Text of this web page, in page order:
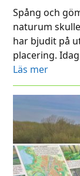
Spång och
naturum
har bjudit på
placering.
Läs mer